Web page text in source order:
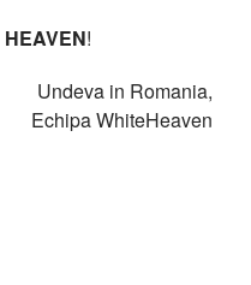
HEAVEN!
Undeva in Romania,
Echipa WhiteHeaven